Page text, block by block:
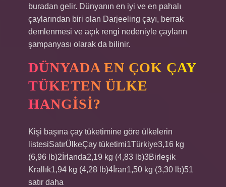
buradan gelir. Dünyanın en iyi ve en pahalı
çaylarından biri olan Darjeeling çayı, berrak
demlenmesi ve açık rengi nedeniyle çayların
şampanyası olarak da bilinir.
DÜNYADA EN ÇOK ÇAY
TÜKETEN ÜLKE
HANGISI?
Kişi başına çay tüketimine göre ülkelerin
listesiSatırÜlkeÇay tüketimi1Türkiye3,16 kg
(6,96 lb)2İrlanda2,19 kg (4,83 lb)3Birleşik
Krallık1,94 kg (4,28 lb)4İran1,50 kg (3,30 lb)51
satır daha